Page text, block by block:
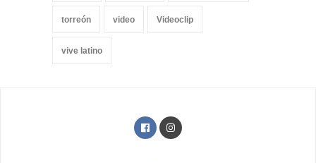
torreón video Videoclip
vive latino